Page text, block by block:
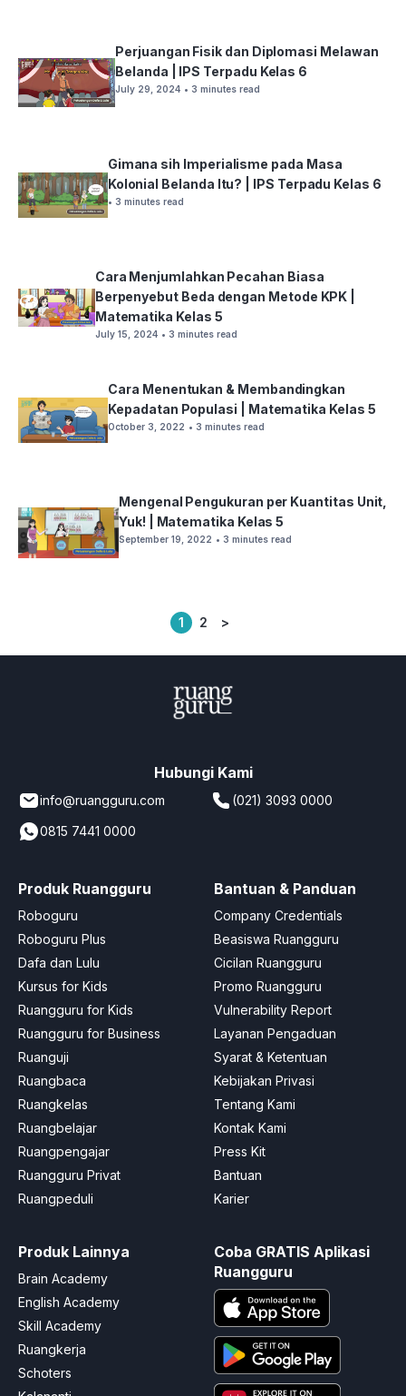
Perjuangan Fisik dan Diplomasi Melawan
Belanda | IPS Terpadu Kelas 6
July 29, 2024 • 3 minutes read
Gimana sih Imperialisme pada Masa
Kolonial Belanda Itu? | IPS Terpadu Kelas 6
• 3 minutes read
Cara Menjumlahkan Pecahan Biasa
Berpenyebut Beda dengan Metode KPK |
Matematika Kelas 5
July 15, 2024 • 3 minutes read
Cara Menentukan & Membandingkan
Kepadatan Populasi | Matematika Kelas 5
October 3, 2022 • 3 minutes read
Mengenal Pengukuran per Kuantitas Unit,
Yuk! | Matematika Kelas 5
September 19, 2022 • 3 minutes read
Posts
1 2 >
Hubungi Kami
info@ruangguru.com
(021) 3093 0000
0815 7441 0000
Produk Ruangguru
Roboguru
Roboguru Plus
Dafa dan Lulu
Kursus for Kids
Ruangguru for Kids
Ruangguru for Business
Ruanguji
Ruangbaca
Ruangkelas
Ruangbelajar
Ruangpengajar
Ruangguru Privat
Ruangpeduli
Bantuan & Panduan
Company Credentials
Beasiswa Ruangguru
Cicilan Ruangguru
Promo Ruangguru
Vulnerability Report
Layanan Pengaduan
Syarat & Ketentuan
Kebijakan Privasi
Tentang Kami
Kontak Kami
Press Kit
Bantuan
Karier
Produk Lainnya
Brain Academy
English Academy
Skill Academy
Ruangkerja
Schoters
Coba GRATIS Aplikasi
Ruangguru